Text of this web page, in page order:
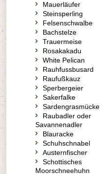
Mauerläufer
Steinsperling
Felsenschwalbe
Bachstelze
Trauermeise
Rosakakadu
White Pelican
Rauhfussbusard
Raufußkauz
Sperbergeier
Sakerfalke
Sardengrasmücke
Raubadler oder
Savannenadler
Blauracke
Schuhschnabel
Austernfischer
Schottisches
Moorschneehuhn